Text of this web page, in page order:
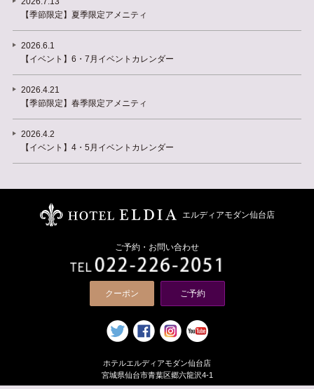
【季節限定】夏季限定アメニティ
2026.6.1
【イベント】6・7月イベントカレンダー
2026.4.21
【季節限定】春季限定アメニティ
2026.4.2
【イベント】4・5月イベントカレンダー
エルディアモダン仙台店
ご予約・お問い合わせ
クーポン ご予約
ホテルエルディアモダン仙台店
宮城県仙台市青葉区郷六龍沢4-1